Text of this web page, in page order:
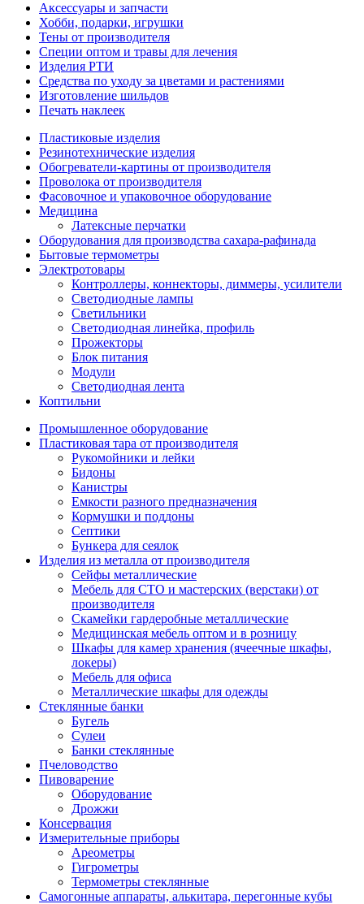
Аксессуары и запчасти
Хобби, подарки, игрушки
Тены от производителя
Специи оптом и травы для лечения
Изделия РТИ
Средства по уходу за цветами и растениями
Изготовление шильдов
Печать наклеек
Пластиковые изделия
Резинотехнические изделия
Обогреватели-картины от производителя
Проволока от производителя
Фасовочное и упаковочное оборудование
Медицина
Латексные перчатки
Оборудования для производства сахара-рафинада
Бытовые термометры
Электротовары
Контроллеры, коннекторы, диммеры, усилители
Светодиодные лампы
Светильники
Светодиодная линейка, профиль
Прожекторы
Блок питания
Модули
Светодиодная лента
Коптильни
Промышленное оборудование
Пластиковая тара от производителя
Рукомойники и лейки
Бидоны
Канистры
Емкости разного предназначения
Кормушки и поддоны
Септики
Бункера для сеялок
Изделия из металла от производителя
Сейфы металлические
Мебель для СТО и мастерских (верстаки) от
производителя
Скамейки гардеробные металлические
Медицинская мебель оптом и в розницу
Шкафы для камер хранения (ячеечные шкафы,
локеры)
Мебель для офиса
Металлические шкафы для одежды
Стеклянные банки
Бугель
Сулеи
Банки стеклянные
Пчеловодство
Пивоварение
Оборудование
Дрожжи
Консервация
Измерительные приборы
Ареометры
Гигрометры
Термометры стеклянные
Самогонные аппараты, алькитара, перегонные кубы